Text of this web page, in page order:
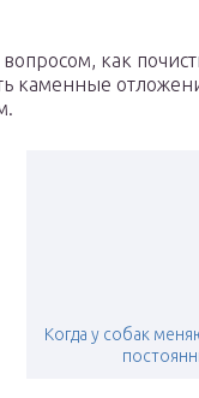
как
каменные
Когда у собак